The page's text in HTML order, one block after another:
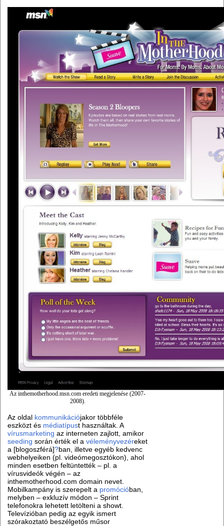
Az inthemotherhood.msn.com eredeti megjelenése (2007-
2008).
Az oldal kommunikációjakor többféle
eszközt és médiatípust használtak. A
vírusmarketing az interneten zajlott, amikor
seeding során érték el avéleményvezéreket
a [blogoszférá]?ban, illetve egyéb kedvenc
webhelyeiken (pl. videómegosztókon), ahol
minden esetben feltüntették – pl. a
vírusvideók végén – az
inthemotherhood.com domain nevet.
Mobilkampány is szerepelt a promócióban,
melyben – exkluzív módon – Sprint
telefonokra lehetett letölteni a showt.
Televízióban pedig az egyik ismert
szórakoztató beszélgetős műsor